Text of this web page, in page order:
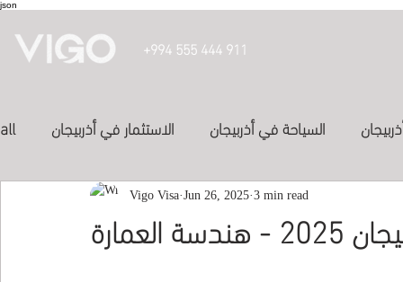
json
+994 555 444 911
all الاستثمار في أذربيجان السياحة في أذربيجان
الدراسة في أذربيجان الفنادق في أذربيجان
دراسة الهندسة المعمارية في اذربيجان 2025 - هندسة العمارة
Vigo VisaJun 26, 20253 min read